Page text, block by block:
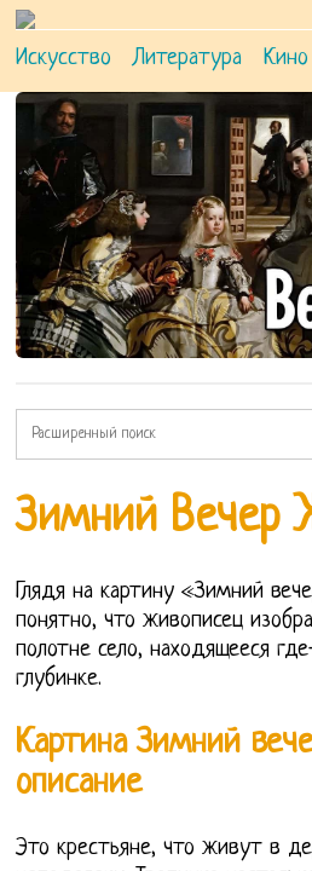
Искусство Литература Кино
Зимний Вечер
Глядя на картину «Зимний
понятно, что живописец
полотне село, находящееся
глубинке.
Картина Зимний
описание
Это крестьяне, что живут в